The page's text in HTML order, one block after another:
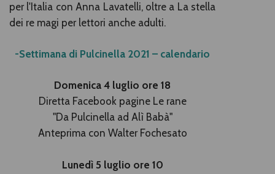
per l'Italia con Anna Lavatelli, oltre a La stella
dei re magi per lettori anche adulti.
-Settimana di Pulcinella 2021 – calendario
Domenica 4 luglio ore 18
Diretta Facebook pagine Le rane
"Da Pulcinella ad Alì Babà"
Anteprima con Walter Fochesato
Lunedì 5 luglio ore 10